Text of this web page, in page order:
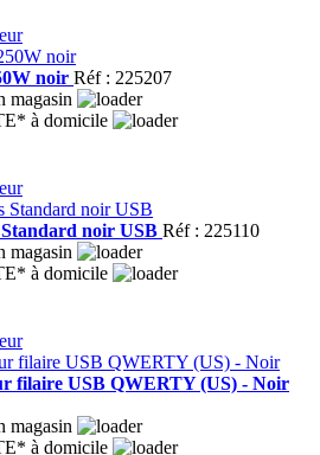
noir Réf : 225207
magasin
à domicile
noir USB Réf : 225110
magasin
à domicile
filaire USB QWERTY (US) - Noir
magasin
à domicile